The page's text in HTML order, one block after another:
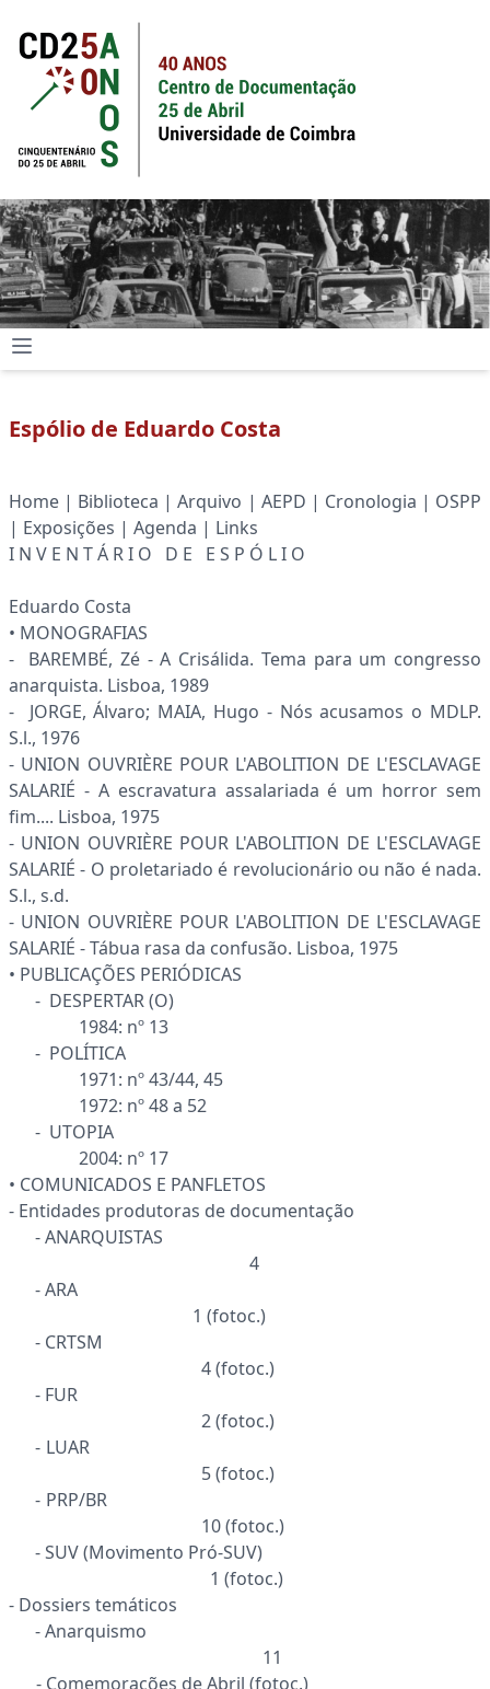
Espólio de Eduardo Costa
Home | Biblioteca | Arquivo | AEPD | Cronologia | OSPP
| Exposições | Agenda | Links
I N V E N T Á R I O D E E S P Ó L I O
Eduardo Costa
• MONOGRAFIAS
- BAREMBÉ, Zé - A Crisálida. Tema para um congresso
anarquista. Lisboa, 1989
- JORGE, Álvaro; MAIA, Hugo - Nós acusamos o MDLP.
S.l., 1976
- UNION OUVRIÈRE POUR L'ABOLITION DE L'ESCLAVAGE
SALARIÉ - A escravatura assalariada é um horror sem
fim.... Lisboa, 1975
- UNION OUVRIÈRE POUR L'ABOLITION DE L'ESCLAVAGE
SALARIÉ - O proletariado é revolucionário ou não é nada.
S.l., s.d.
- UNION OUVRIÈRE POUR L'ABOLITION DE L'ESCLAVAGE
SALARIÉ - Tábua rasa da confusão. Lisboa, 1975
• PUBLICAÇÕES PERIÓDICAS
- DESPERTAR (O)
1984: nº 13
- POLÍTICA
1971: nº 43/44, 45
1972: nº 48 a 52
- UTOPIA
2004: nº 17
• COMUNICADOS E PANFLETOS
- Entidades produtoras de documentação
- ANARQUISTAS
4
- ARA
1 (fotoc.)
- CRTSM
4 (fotoc.)
- FUR
2 (fotoc.)
- LUAR
5 (fotoc.)
- PRP/BR
10 (fotoc.)
- SUV (Movimento Pró-SUV)
1 (fotoc.)
- Dossiers temáticos
- Anarquismo
11
- Comemorações de Abril (fotoc.)